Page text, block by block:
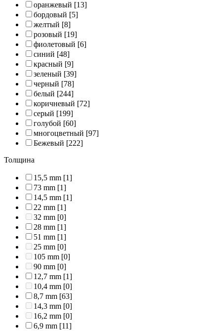
оранжевый [13]
бордовый [5]
желтый [8]
розовый [19]
фиолетовый [6]
синий [48]
красный [9]
зеленый [39]
черный [78]
белый [244]
коричневый [72]
серый [199]
голубой [60]
многоцветный [97]
Бежевый [222]
Толщина
15,5 mm [1]
73 mm [1]
14,5 mm [1]
22 mm [1]
32 mm [0]
28 mm [1]
51 mm [1]
25 mm [0]
105 mm [0]
90 mm [0]
12,7 mm [1]
10,4 mm [0]
8,7 mm [63]
14,3 mm [0]
16,2 mm [0]
6,9 mm [11]